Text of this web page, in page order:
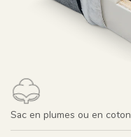
Sac en plumes ou en coton